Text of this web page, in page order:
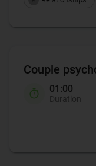
Couple
01:00
Duration